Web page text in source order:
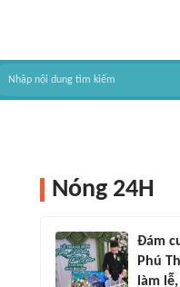
Nóng 24H
Đám
Phú
làm